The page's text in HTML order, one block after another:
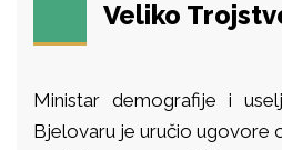
Veliko
Ministar demografije i
Bjelovaru je uručio ugovore